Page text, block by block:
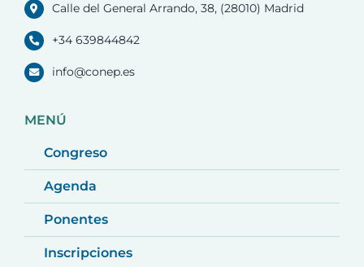
Calle del General Arrando, 38, (28010) Madrid
+34 639844842
info@conep.es
MENÚ
Congreso
Agenda
Ponentes
Inscripciones